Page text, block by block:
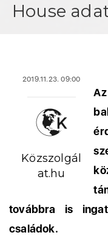
House
2019.11.23. 09:00
Közszolgál
at.hu
továbbra is
családok.